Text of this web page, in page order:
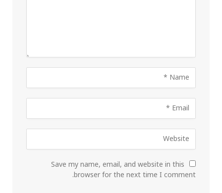
Save my name, email, and website in this
browser for the next time I comment.